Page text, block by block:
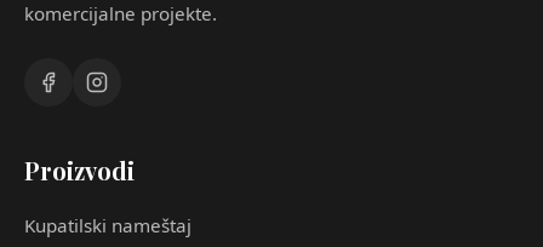
komercijalne projekte.
Proizvodi
Kupatilski nameštaj